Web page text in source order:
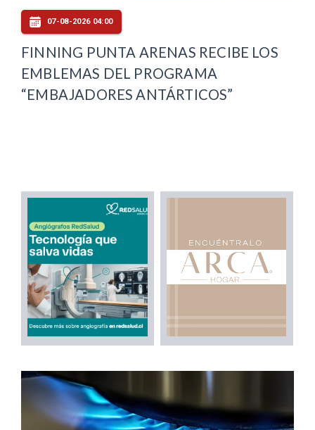
07-08-2026 04:00
FINNING PUNTA ARENAS RECIBE LOS
EMBLEMAS DEL PROGRAMA
“EMBAJADORES ANTÁRTICOS”